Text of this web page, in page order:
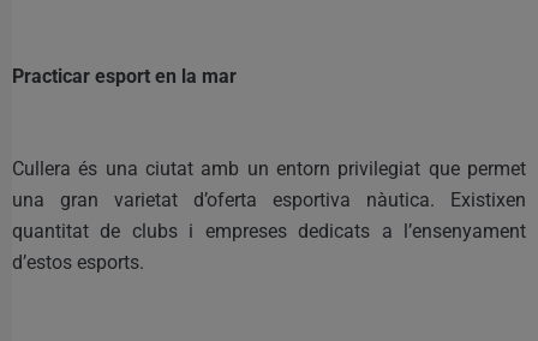
Practicar esport en la mar
Cullera és una ciutat amb un entorn privilegiat que permet
una gran varietat d’oferta esportiva nàutica. Existixen
quantitat de clubs i empreses dedicats a l’ensenyament
d’estos esports.